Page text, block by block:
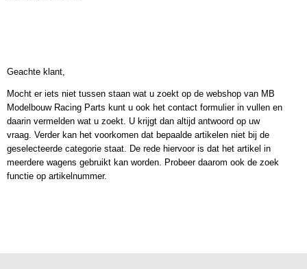
Geachte klant,
Mocht er iets niet tussen staan wat u zoekt op de webshop van MB
Modelbouw Racing Parts kunt u ook het contact formulier in vullen en
daarin vermelden wat u zoekt. U krijgt dan altijd antwoord op uw
vraag. Verder kan het voorkomen dat bepaalde artikelen niet bij de
geselecteerde categorie staat. De rede hiervoor is dat het artikel in
meerdere wagens gebruikt kan worden. Probeer daarom ook de zoek
functie op artikelnummer.